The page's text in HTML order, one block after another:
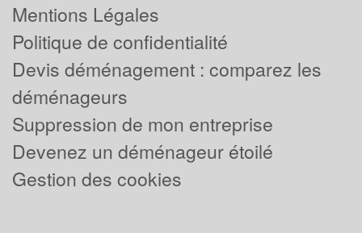
Mentions Légales
Politique de confidentialité
Devis déménagement : comparez les
déménageurs
Suppression de mon entreprise
Devenez un déménageur étoilé
Gestion des cookies